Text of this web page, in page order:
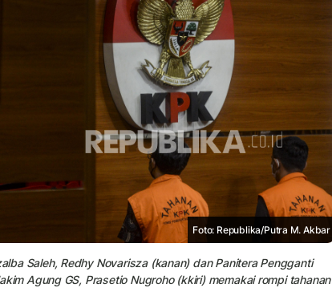
Foto: Republika/Putra M. Akbar
Saleh, Redhy Novarisza (kanan) dan Panitera Pengganti
Agung GS, Prasetio Nugroho (kkiri) memakai rompi tahanan